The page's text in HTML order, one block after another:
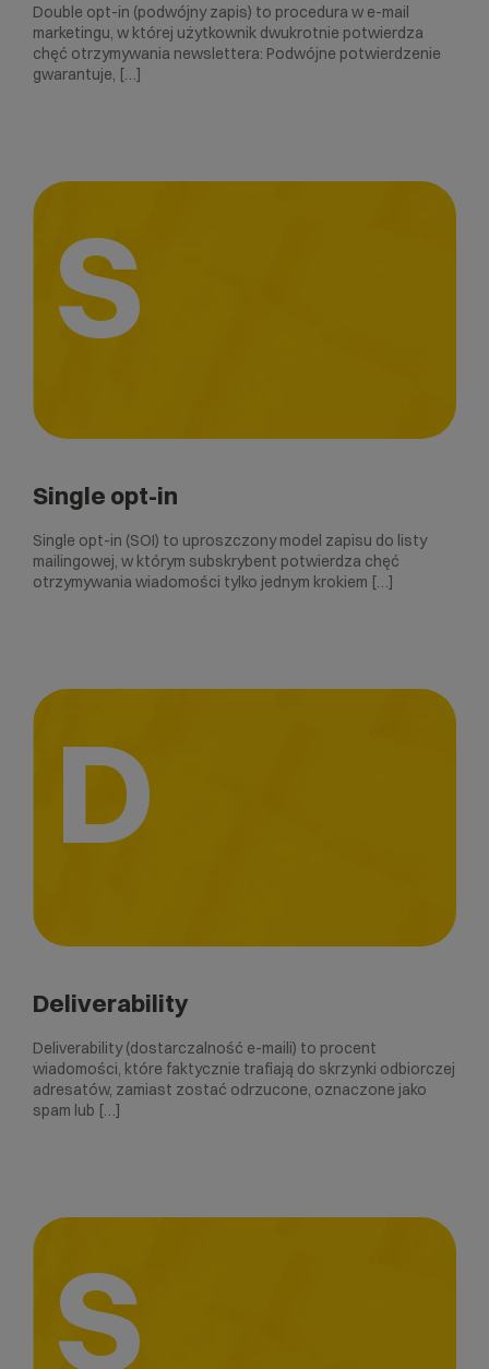
Double opt-in (podwójny zapis) to procedura w e-mail
marketingu, w której użytkownik dwukrotnie potwierdza
chęć otrzymywania newslettera: Podwójne potwierdzenie
gwarantuje, […]
S
Single opt-in
Single opt-in (SOI) to uproszczony model zapisu do listy
mailingowej, w którym subskrybent potwierdza chęć
otrzymywania wiadomości tylko jednym krokiem […]
D
Deliverability
Deliverability (dostarczalność e-maili) to procent
wiadomości, które faktycznie trafiają do skrzynki odbiorczej
adresatów, zamiast zostać odrzucone, oznaczone jako
spam lub […]
S